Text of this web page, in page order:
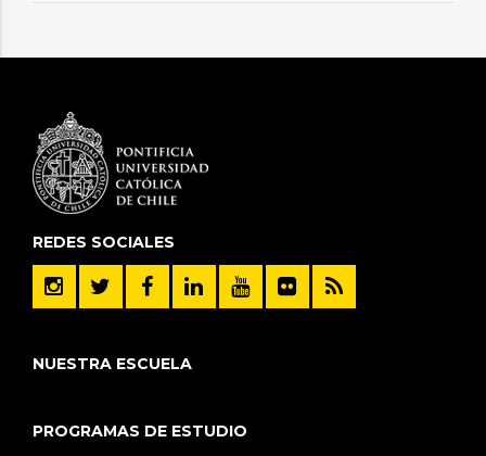
REDES SOCIALES
NUESTRA ESCUELA
PROGRAMAS DE ESTUDIO